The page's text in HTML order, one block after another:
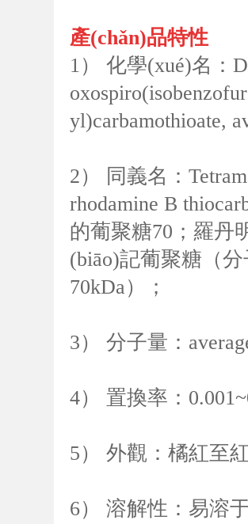
產(chǎn)品特性
1） 化學(xué)名：
yl)carbamothioate,
2） 同義名：
rhodamine B
的葡聚糖70；羅丹
(biāo)記葡聚糖（
70kDa）；
3） 分子量：
4） 置換率：
5） 外觀：橘紅至
6） 溶解性：易溶